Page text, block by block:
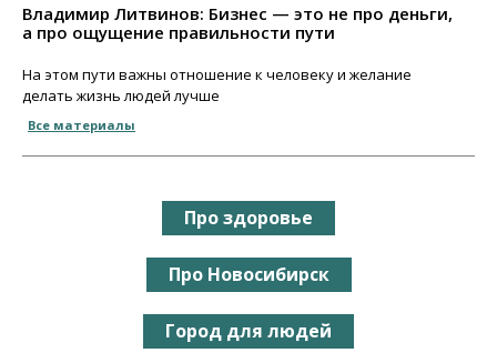
Владимир Литвинов: Бизнес — это не про деньги,
а про ощущение правильности пути
На этом пути важны отношение к человеку и желание
делать жизнь людей лучше
Все материалы
Про здоровье
Про Новосибирск
Город для людей